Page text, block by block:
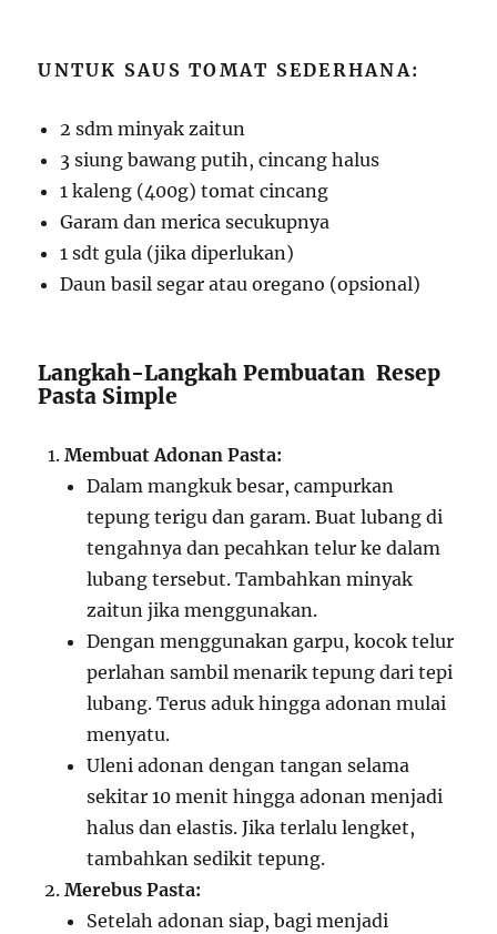
UNTUK SAUS TOMAT SEDERHANA:
2 sdm minyak zaitun
3 siung bawang putih, cincang halus
1 kaleng (400g) tomat cincang
Garam dan merica secukupnya
1 sdt gula (jika diperlukan)
Daun basil segar atau oregano (opsional)
Langkah-Langkah Pembuatan Resep
Pasta Simple
Membuat Adonan Pasta:
Dalam mangkuk besar, campurkan
tepung terigu dan garam. Buat lubang di
tengahnya dan pecahkan telur ke dalam
lubang tersebut. Tambahkan minyak
zaitun jika menggunakan.
Dengan menggunakan garpu, kocok telur
perlahan sambil menarik tepung dari tepi
lubang. Terus aduk hingga adonan mulai
menyatu.
Uleni adonan dengan tangan selama
sekitar 10 menit hingga adonan menjadi
halus dan elastis. Jika terlalu lengket,
tambahkan sedikit tepung.
Merebus Pasta:
Setelah adonan siap, bagi menjadi